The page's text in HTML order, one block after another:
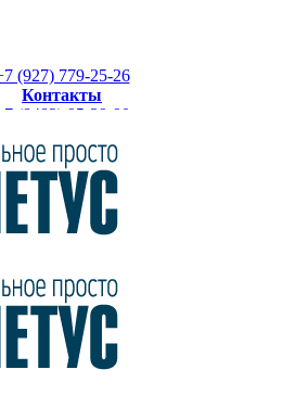
(927) 779-25-26
Контакты
+7 (8482) 95-39-90